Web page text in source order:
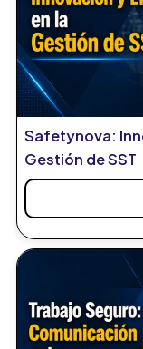
Safetynova:
Gestión de SST